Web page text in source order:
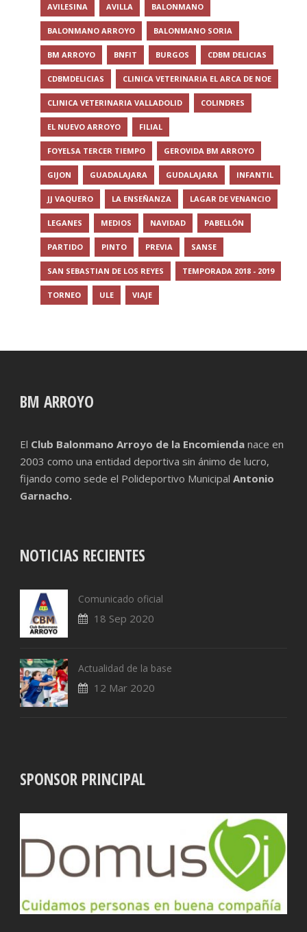
AVILESINA AVILLA BALONMANO
BALONMANO ARROYO BALONMANO SORIA
BM ARROYO BNFIT BURGOS CDBM DELICIAS
CDBMDELICIAS CLINICA VETERINARIA EL ARCA DE NOE
CLINICA VETERINARIA VALLADOLID COLINDRES
EL NUEVO ARROYO FILIAL
FOYELSA TERCER TIEMPO GEROVIDA BM ARROYO
GIJON GUADALAJARA GUDALAJARA INFANTIL
JJ VAQUERO LA ENSEÑANZA LAGAR DE VENANCIO
LEGANES MEDIOS NAVIDAD PABELLÓN
PARTIDO PINTO PREVIA SANSE
SAN SEBASTIAN DE LOS REYES TEMPORADA 2018 - 2019
TORNEO ULE VIAJE
BM ARROYO
El Club Balonmano Arroyo de la Encomienda nace en
2003 como una entidad deportiva sin ánimo de lucro,
fijando como sede el Polideportivo Municipal Antonio
Garnacho.
NOTICIAS RECIENTES
Comunicado oficial
18 Sep 2020
Actualidad de la base
12 Mar 2020
SPONSOR PRINCIPAL